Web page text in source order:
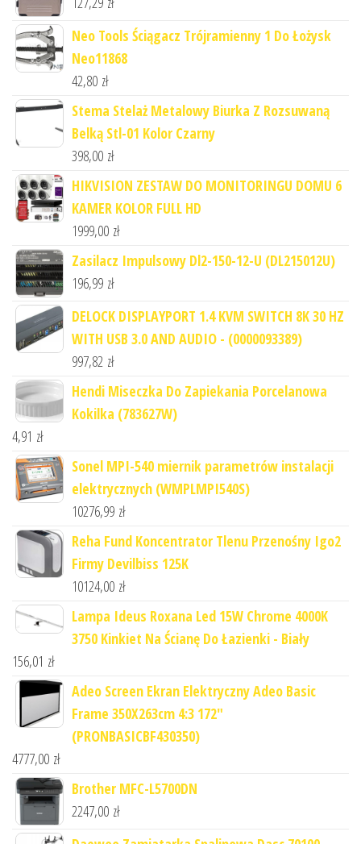
Neo Tools Ściągacz Trójramienny 1 Do Łożysk
Neo11868
42,80 zł
Stema Stelaż Metalowy Biurka Z Rozsuwaną
Belką Stl-01 Kolor Czarny
398,00 zł
HIKVISION ZESTAW DO MONITORINGU DOMU 6
KAMER KOLOR FULL HD
1999,00 zł
Zasilacz Impulsowy Dl2-150-12-U (DL215012U)
196,99 zł
DELOCK DISPLAYPORT 1.4 KVM SWITCH 8K 30 HZ
WITH USB 3.0 AND AUDIO - (0000093389)
997,82 zł
Hendi Miseczka Do Zapiekania Porcelanowa
Kokilka (783627W)
4,91 zł
Sonel MPI-540 miernik parametrów instalacji
elektrycznych (WMPLMPI540S)
10276,99 zł
Reha Fund Koncentrator Tlenu Przenośny Igo2
Firmy Devilbiss 125K
10124,00 zł
Lampa Ideus Roxana Led 15W Chrome 4000K
3750 Kinkiet Na Ścianę Do Łazienki - Biały
156,01 zł
Adeo Screen Ekran Elektryczny Adeo Basic
Frame 350X263cm 4:3 172"
(PRONBASICBF430350)
4777,00 zł
Brother MFC-L5700DN
2247,00 zł